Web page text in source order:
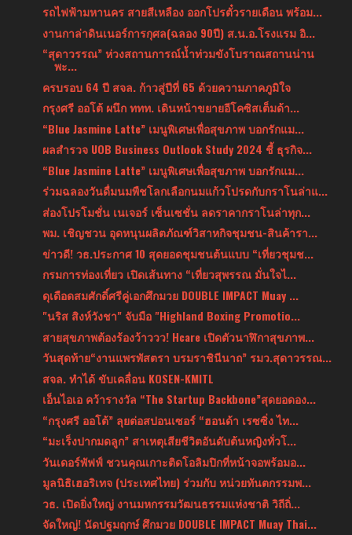
รถไฟฟ้ามหานคร สายสีเหลือง ออกโปรตั๋วรายเดือน พร้อม...
งานกาล่าดินเนอร์การกุศล(ฉลอง 90ปี) ส.น.อ.โรงแรม อิ...
“สุดาวรรณ” ห่วงสถานการณ์น้ำท่วมขังโบราณสถานน่าน
พะ...
ครบรอบ 64 ปี สจล. ก้าวสู่ปีที่ 65 ด้วยความภาคภูมิใจ
กรุงศรี ออโต้ ผนึก ททท. เดินหน้าขยายอีโคซิสเต็มด้า...
“Blue Jasmine Latte” เมนูพิเศษเพื่อสุขภาพ บอกรักแม...
ผลสำรวจ UOB Business Outlook Study 2024 ชี้ ธุรกิจ...
“Blue Jasmine Latte” เมนูพิเศษเพื่อสุขภาพ บอกรักแม...
ร่วมฉลองวันดื่มนมพืชโลกเลือกนมแก้วโปรดกับกราโนล่าแ...
ส่องโปรโมชั่น เนเจอร์ เซ็นเซชั่น ลดราคากราโนล่าทุก...
พม. เชิญชวน อุดหนุนผลิตภัณฑ์วิสาหกิจชุมชน-สินค้ารา...
ข่าวดี! วธ.ประกาศ 10 สุดยอดชุมชนต้นแบบ “เที่ยวชุมช...
กรมการท่องเที่ยว เปิดเส้นทาง “เที่ยวสุพรรณ มั่นใจไ...
ดุเดือดสมศักดิ์ศรีคู่เอกศึกมวย DOUBLE IMPACT Muay ...
"นริส สิงห์วังชา" จับมือ "Highland Boxing Promotio...
สายสุขภาพต้องร้องว้าววว! Hcare เปิดตัวนาฬิกาสุขภาพ...
วันสุดท้าย“งานแพรพัสตรา บรมราชินีนาถ” รมว.สุดาวรรณ...
สจล. ทำได้ ขับเคลื่อน KOSEN-KMITL
เอ็นไอเอ คว้ารางวัล “The Startup Backbone”สุดยอดอง...
“กรุงศรี ออโต้” ลุยต่อสปอนเซอร์ “ฮอนด้า เรซซิ่ง ไท...
“มะเร็งปากมดลูก” สาเหตุเสียชีวิตอันดับต้นหญิงทั่วโ...
วันเดอร์พัฟฟ์ ชวนคุณเกาะติดโอลิมปิกที่หน้าจอพร้อมอ...
มูลนิธิเฮอริเทจ (ประเทศไทย) ร่วมกับ หน่วยทันตกรรมพ...
วธ. เปิดยิ่งใหญ่ งานมหกรรมวัฒนธรรมแห่งชาติ วิถีถิ่...
จัดใหญ่! นัดปฐมฤกษ์ ศึกมวย DOUBLE IMPACT Muay Thai...